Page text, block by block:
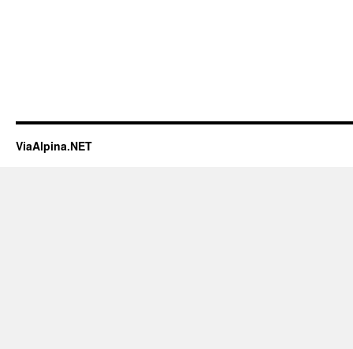
ViaAlpina.NET